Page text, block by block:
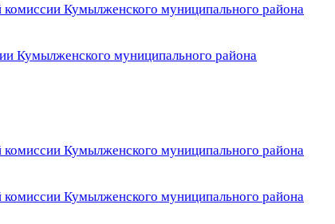
Кумылженского муниципального района
Кумылженского муниципального района
Кумылженского муниципального района
Кумылженского муниципального района